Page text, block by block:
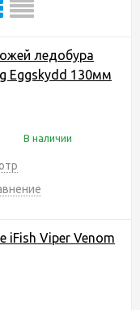
ледобура
Eggskydd 130мм
В наличии
iFish Viper Venom